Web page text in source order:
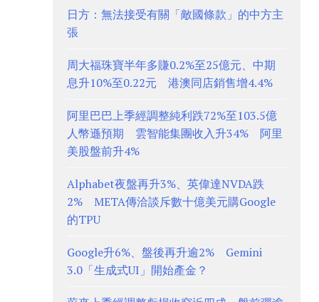
日方：無法接受有關「敵國條款」的中方主
張
周大福珠寶半年多賺0.2%至25億元、中期
息升10%至0.22元 港澳同店銷售增4.4%
阿里巴巴上季經調整純利跌72%至103.5億
人幣遜預期 雲智能集團收入升34% 阿里
美股盤前升4%
Alphabet夜盤再升3%、英偉達NVDA跌
2% META傳洽談斥數十億美元購Google
的TPU
Google升6%、盤後再升逾2% Gemini
3.0「生成式UI」開始產金？